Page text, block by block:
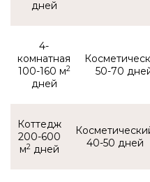
4-
комнатная
100-160 м2 50-70
Коттедж
200-600
м2 40-50